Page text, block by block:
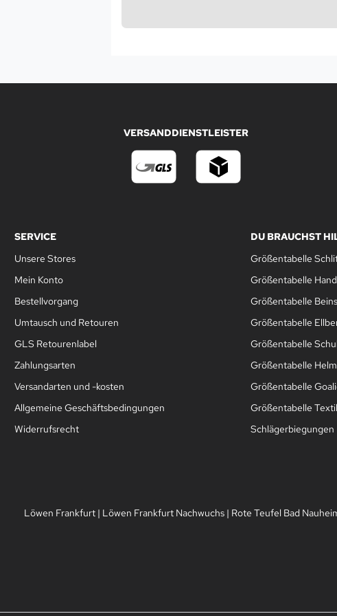
VERSANDDIENSTLEISTER
SERVICE
Unsere Stores
Mein Konto
Bestellvorgang
Umtausch und Retouren
GLS Retourenlabel
Zahlungsarten
Versandarten und -kosten
Allgemeine Geschäftsbedingungen
Widerrufsrecht
DU BRAUCHST
Größentabelle
Größentabelle
Größentabelle
Größentabelle
Größentabelle
Größentabelle
Größentabelle
Größentabelle
Schlägerbiegungen
Löwen Frankfurt | Löwen Frankfurt Nachwuchs | Rote Teufel Bad